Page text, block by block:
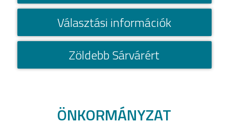
Választási információk
Zöldebb Sárvárért
ÖNKORMÁNYZAT